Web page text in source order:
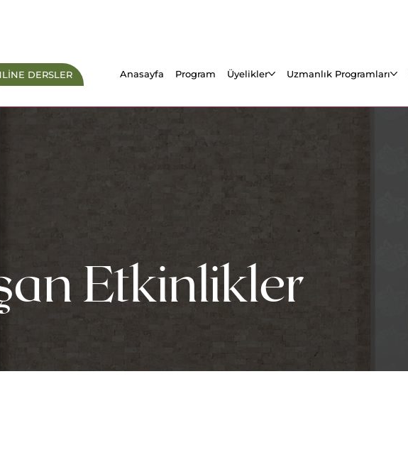
DERSLER Anasayfa Program Üyelikler Uzmanlık Programları
Etkinlikler